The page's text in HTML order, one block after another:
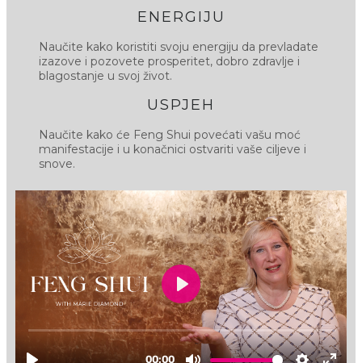
ENERGIJU
Naučite kako koristiti svoju energiju da prevladate
izazove i pozovete prosperitet, dobro zdravlje i
blagostanje u svoj život.
USPJEH
Naučite kako će Feng Shui povećati vašu moć
manifestacije i u konačnici ostvariti vaše ciljeve i
snove.